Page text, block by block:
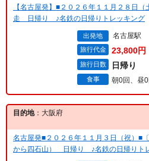
【名古屋発】■２０２６年１１月２８日
走 日帰り ♪名鉄の日帰りトレッキング
出発地 名古屋駅
旅行代金 23,800円
旅行日数 日帰り
食事 朝0回、昼
目的地：大阪府
名古屋発■２０２６年１１月３日（祝）■
から四石山） 日帰り ♪名鉄の日帰りト